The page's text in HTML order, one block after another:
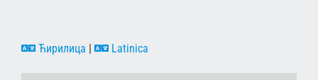
Ћирилица | Latinica